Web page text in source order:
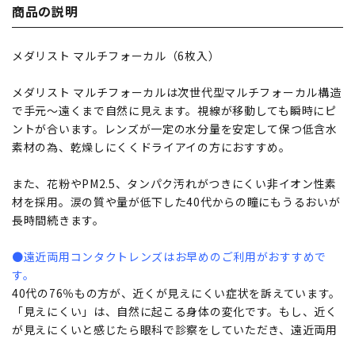
商品の説明
メダリスト マルチフォーカル（6枚入）
メダリスト マルチフォーカルは次世代型マルチフォーカル構造
で手元～遠くまで自然に見えます。視線が移動しても瞬時にピ
ントが合います。レンズが一定の水分量を安定して保つ低含水
素材の為、乾燥しにくくドライアイの方におすすめ。
また、花粉やPM2.5、タンパク汚れがつきにくい非イオン性素
材を採用。涙の質や量が低下した40代からの瞳にもうるおいが
長時間続きます。
●遠近両用コンタクトレンズはお早めのご利用がおすすめで
す。
40代の76％もの方が、近くが見えにくい症状を訴えています。
「見えにくい」は、自然に起こる身体の変化です。もし、近く
が見えにくいと感じたら眼科で診察をしていただき、遠近両用